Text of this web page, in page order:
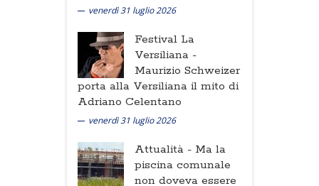
venerdì 31 luglio 2026
Festival La
Versiliana -
Maurizio Schweizer
porta alla Versiliana il mito di
Adriano Celentano
venerdì 31 luglio 2026
Attualità - Ma la
piscina comunale
non doveva essere